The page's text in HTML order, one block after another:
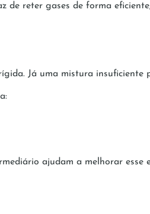
de reter gases de forma
Já uma mistura insuficiente
ajudam a melhorar esse